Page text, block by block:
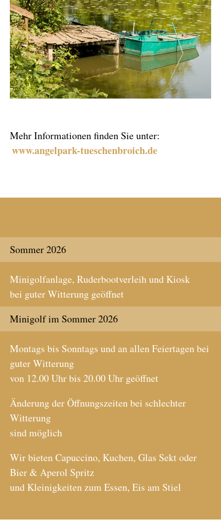
Mehr Informationen finden Sie unter:
www.angelpark-tueschenbroich.de
Sommer 2026
Minigolfanlage, Ruderbootverleih und Kiosk
bei guter Witterung geöffnet
Minigolf im Sommer 2026
Montags bis Sonntags und an allen Feiertagen bei
guter Witterung
von 12.00 Uhr bis 20.00 Uhr geöffnet
Änderung der Öffnungszeiten bei schlechter
Witterung
sind möglich
Wir bieten Capuccino, Kuchen, Glas Sekt oder
Bier & Aperol Spritz
und Kleinigkeiten zum Essen, Eis am Stiel